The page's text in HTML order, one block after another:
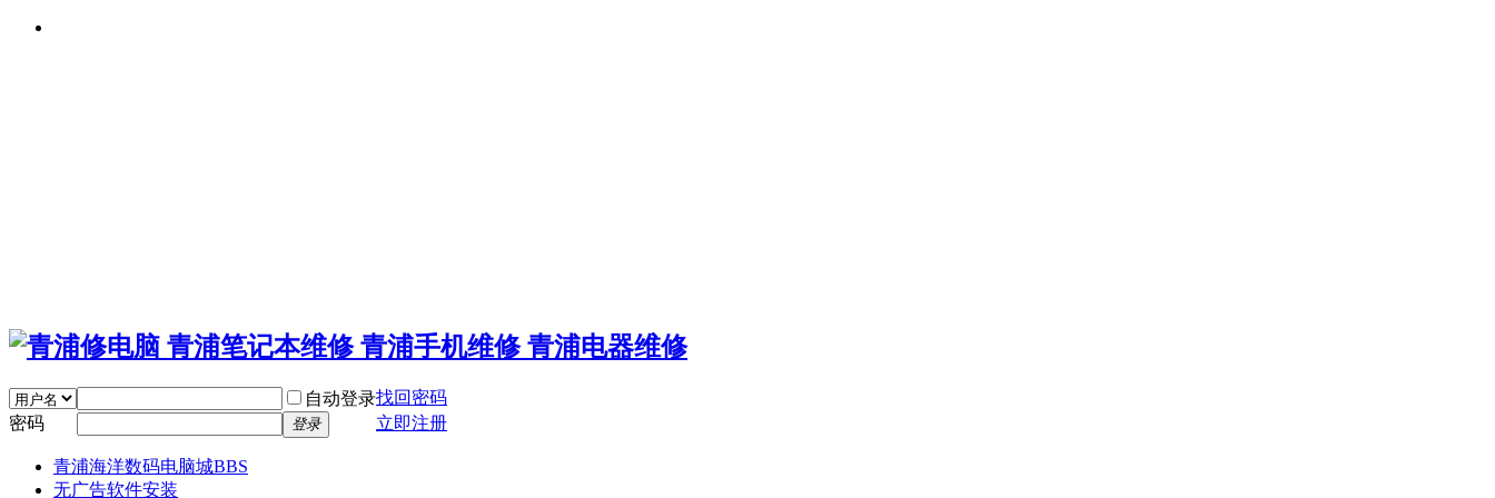
自动登录找回密码
密码
登录 立即注册
青浦海洋数码电脑城BBS
无广告软件安装